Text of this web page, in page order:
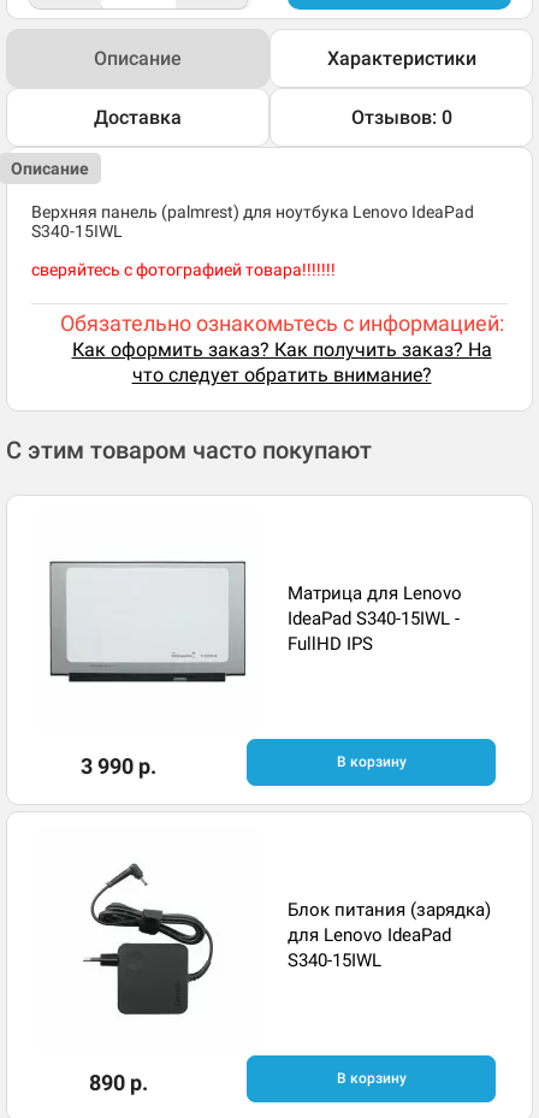
Описание Характеристики
Доставка Отзывов: 0
Описание
Верхняя панель (palmrest) для ноутбука Lenovo IdeaPad
S340-15IWL
сверяйтесь с фотографией товара!!!!!!!
Обязательно ознакомьтесь с информацией:
Как оформить заказ? Как получить заказ? На
что следует обратить внимание?
С этим товаром часто покупают
Матрица для Lenovo
IdeaPad S340-15IWL -
FullHD IPS
3 990 р. В корзину
Блок питания (зарядка)
для Lenovo IdeaPad
S340-15IWL
890 р. В корзину